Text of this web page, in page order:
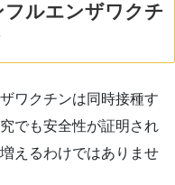
フルエンザワクチ
ワクチンは同時接種す
でも安全性が証明され
えるわけではありませ